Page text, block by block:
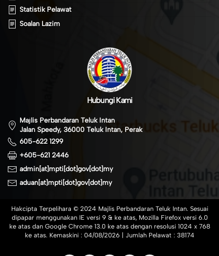
Statistik Pelawat
Soalan Lazim
Hubungi Kami
Majlis Perbandaran Teluk Intan
Jalan Speedy, 36000 Teluk Intan, Perak
605-622 1299
+605-621 2446
admin[at]mpti[dot]gov[dot]my
aduan[at]mpti[dot]gov[dot]my
Hakcipta Terpelihara © 2024 Majlis Perbandaran Teluk Intan. Sesuai
dipapar menggunakan IE versi 9 & ke atas, Mozilla Firefox versi 6.0
ke atas dan Google Chrome 13.0 ke atas dengan resolusi 1024 x 768
ke atas. Kemaskini : 04/08/2026 | Jumlah Pelawat : 38174